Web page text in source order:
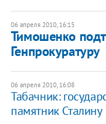
06 апреля 2010, 16:15
Тимошенко
Генпрокуратуру
06 апреля 2010, 16:08
Табачник:
памятник Сталину